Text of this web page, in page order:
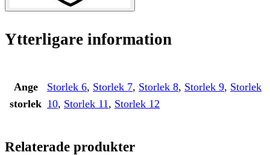
Ytterligare information
Ange
storlek
Storlek 6, Storlek 7, Storlek 8, Storlek 9, Storlek
10, Storlek 11, Storlek 12
Relaterade produkter